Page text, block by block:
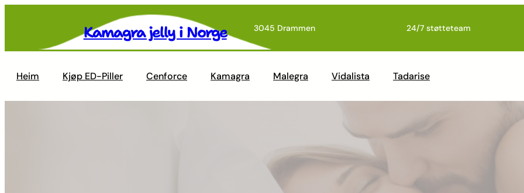
3045 Drammen 24/7 støtteteam
Kamagra jelly i Norge
Heim Kjøp ED-Piller Cenforce Kamagra Malegra Vidalista Tadarise